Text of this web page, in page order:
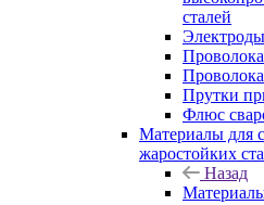
сталей
Прутки
Флюс
Материалы для
жаростойких
Назад